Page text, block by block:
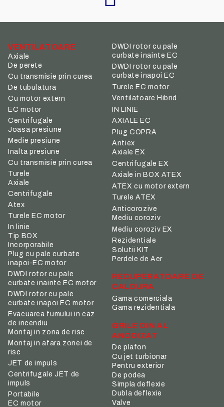
VENTILATOARE
Axiale
De perete
Cu transmisie prin curea
De tubulatura
Cu motor extern
EC motor
Centrifugale
Joasa presiune
Medie presiune
Inalta presiune
Cu transmisie prin curea
Turele
Axiale
Centrifugale
Atex
Turele EC motor
In linie
Tip BOX
Incorporabile
Plug cu pale curbate
inapoi-EC motor
DWDI rotor cu pale
curbate inainte EC motor
DWDI rotor cu pale
curbate inapoi EC motor
Evacuarea fumului in caz
de incendiu
Montaj in zona de risc
Montaj in afara zonei de
risc
JET de impuls
Centrifugale JET de
impuls
Portabile
EC motor
DWDI rotor cu pale
curbate inainte EC
DWDI rotor cu pale
curbate inapoi EC
Turele EC motor
Ventilatoare Hibrid
IN LINIE
AXIALE EC
Plug COPRA
Antiex
Axiale EX
Centrifugale EX
Axiale in BOX ATEX
ATEX cu motor extern
Turele ATEX
Anticorozive
Mediu coroziv
Mediu coroziv EX
Rezidentiale
Solutii KIT
Perdele de Aer
RECUPERATOARE DE
CALDURA
Gama comerciala
Gama rezidentiala
GRILE DIN AL
ANODIZAT
De plafon
Cu jet turbionar
Pentru exterior
De podea
Simpla deflexie
Dubla deflexie
Valve